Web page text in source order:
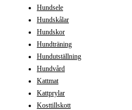
Hundsele
Hundskålar
Hundskor
Hundträning
Hundutställning
Hundvård
Kattmat
Kattprylar
Kosttillskott